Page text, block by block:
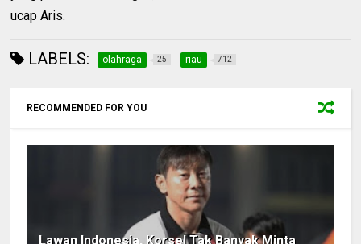
ucap Aris.
LABELS: olahraga 25 riau 712
RECOMMENDED FOR YOU
Lawan Indonesia, Korsel Tak Banyak Minta